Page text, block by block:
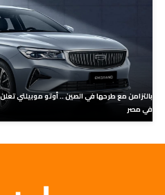
بالتزامن مع طرحها في الصين .. أوتو موبيلتي
في مصر